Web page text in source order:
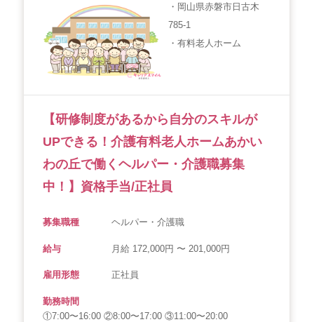
・岡山県赤磐市日古木
785-1
・有料老人ホーム
【研修制度があるから自分のスキルが
UPできる！介護有料老人ホームあかい
わの丘で働くヘルパー・介護職募集
中！】資格手当/正社員
募集職種 ヘルパー・介護職
給与 月給 172,000円 〜 201,000円
雇用形態 正社員
勤務時間
①7:00〜16:00 ②8:00〜17:00 ③11:00〜20:00